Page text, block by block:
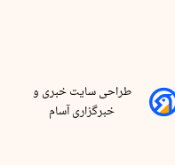
طراحی سایت خبری و
خبرگزاری آسام